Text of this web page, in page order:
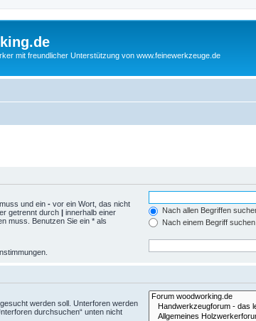
mit freundlicher Unterstützung von www.feinewerkzeuge.de
und ein - vor ein Wort, das nicht
getrennt durch | innerhalb einer
muss. Benutzen Sie ein * als
Nach allen Begriffen
Nach einem Begriff suchen
werden soll. Unterforen werden
durchsuchen“ unten nicht